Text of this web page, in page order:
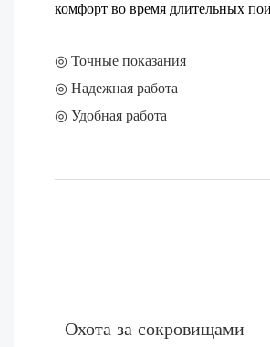
комфорт во время длительных
◎ Точные показания
◎ Надежная работа
◎ Удобная работа
Охота за сокровищами